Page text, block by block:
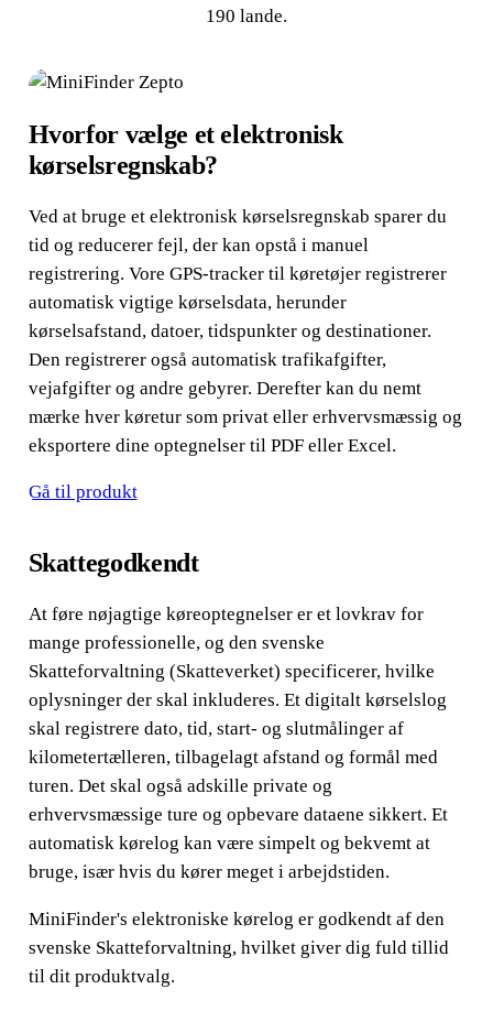
190 lande.
Hvorfor vælge et elektronisk
kørselsregnskab?
Ved at bruge et elektronisk kørselsregnskab sparer du
tid og reducerer fejl, der kan opstå i manuel
registrering. Vore GPS-tracker til køretøjer registrerer
automatisk vigtige kørselsdata, herunder
kørselsafstand, datoer, tidspunkter og destinationer.
Den registrerer også automatisk trafikafgifter,
vejafgifter og andre gebyrer. Derefter kan du nemt
mærke hver køretur som privat eller erhvervsmæssig og
eksportere dine optegnelser til PDF eller Excel.
Gå til produkt
Skattegodkendt
At føre nøjagtige køreoptegnelser er et lovkrav for
mange professionelle, og den svenske
Skatteforvaltning (Skatteverket) specificerer, hvilke
oplysninger der skal inkluderes. Et digitalt kørselslog
skal registrere dato, tid, start- og slutmålinger af
kilometertælleren, tilbagelagt afstand og formål med
turen. Det skal også adskille private og
erhvervsmæssige ture og opbevare dataene sikkert. Et
automatisk kørelog kan være simpelt og bekvemt at
bruge, især hvis du kører meget i arbejdstiden.
MiniFinder's elektroniske kørelog er godkendt af den
svenske Skatteforvaltning, hvilket giver dig fuld tillid
til dit produktvalg.